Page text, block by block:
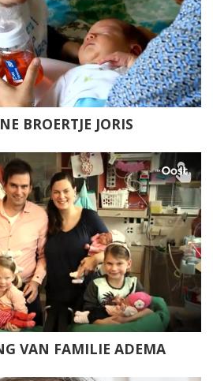
BROERTJE JORIS
VAN FAMILIE ADEMA